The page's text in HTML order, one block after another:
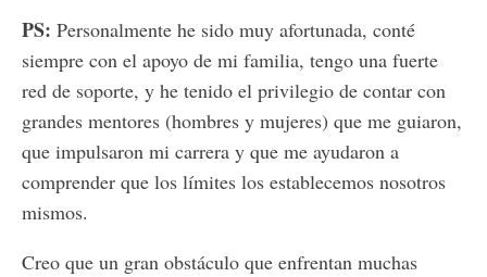
PS: Personalmente he sido muy afortunada, conté
siempre con el apoyo de mi familia, tengo una fuerte
red de soporte, y he tenido el privilegio de contar con
grandes mentores (hombres y mujeres) que me guiaron,
que impulsaron mi carrera y que me ayudaron a
comprender que los límites los establecemos nosotros
mismos.
Creo que un gran obstáculo que enfrentan muchas